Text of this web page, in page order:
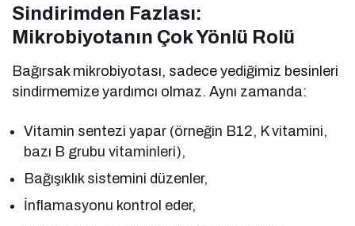
Sindirimden Fazlası:
Mikrobiyotanın Çok Yönlü Rolü
Bağırsak mikrobiyotası, sadece yediğimiz besinleri
sindirmemize yardımcı olmaz. Aynı zamanda:
Vitamin sentezi yapar (örneğin B12, K vitamini,
bazı B grubu vitaminleri),
Bağışıklık sistemini düzenler,
İnflamasyonu kontrol eder,